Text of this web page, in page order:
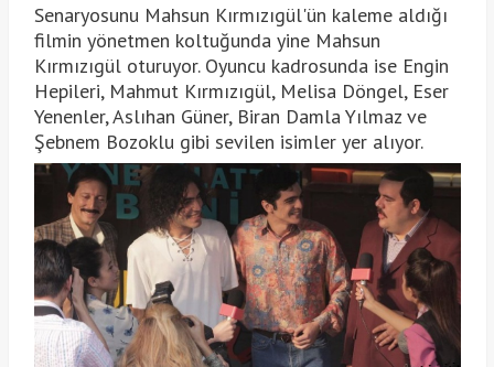
Senaryosunu Mahsun Kırmızıgül'ün kaleme aldığı
filmin yönetmen koltuğunda yine Mahsun
Kırmızıgül oturuyor. Oyuncu kadrosunda ise Engin
Hepileri, Mahmut Kırmızıgül, Melisa Döngel, Eser
Yenenler, Aslıhan Güner, Biran Damla Yılmaz ve
Şebnem Bozoklu gibi sevilen isimler yer alıyor.